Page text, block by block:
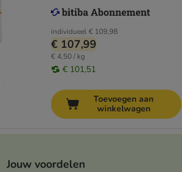
individueel€ 109,98
€ 107,99
€ 4,50 / kg
€ 101,51
Toevoegen aan
winkelwagen
Jouw voordelen